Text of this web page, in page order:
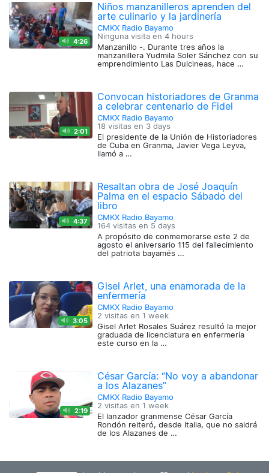
4:26
Niños manzanilleros aprenden del
arte culinario y la jardinería
CMKX Radio Bayamo
Ninguna visita en4 hours
Manzanillo -. Durante tres años la
manzanillera Yudmila Soler Sánchez con su
emprendimiento Las Dulcineas, hace …
2:01
Convocan historiadores de Granma
a celebrar centenario de Fidel
CMKX Radio Bayamo
18 visitas en 3 days
El presidente de la Unión de Historiadores
de Cuba en Granma, Javier Vega Leyva,
llamó a …
4:37
Resaltan obra de José Joaquín
Palma en el espacio Sábado del
libro
CMKX Radio Bayamo
164 visitas en 5 days
A propósito de conmemorarse este 2 de
agosto el aniversario 115 del fallecimiento
del patriota bayamés …
3:05
Gisel Arlet, una enamorada de la
enfermería
CMKX Radio Bayamo
2 visitas en 1 week
Gisel Arlet Rosales Suárez resultó la mejor
graduada de licenciatura en enfermería
este curso en la …
2:19
César García: “No voy a abandonar
a los Alazanes”
CMKX Radio Bayamo
2 visitas en 1 week
El lanzador granmense César García
Rondón reiteró, desde Italia, que no saldrá
de los Alazanes de …